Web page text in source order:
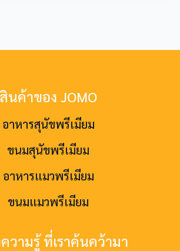
สินค้าของ JOMO
อาหารสุนัขพรีเมียม
ขนมสุนัขพรีเมียม
อาหารแมวพรีเมียม
ขนมแมวพรีเมียม
วามรู้ ที่เราค้นคว้ามา